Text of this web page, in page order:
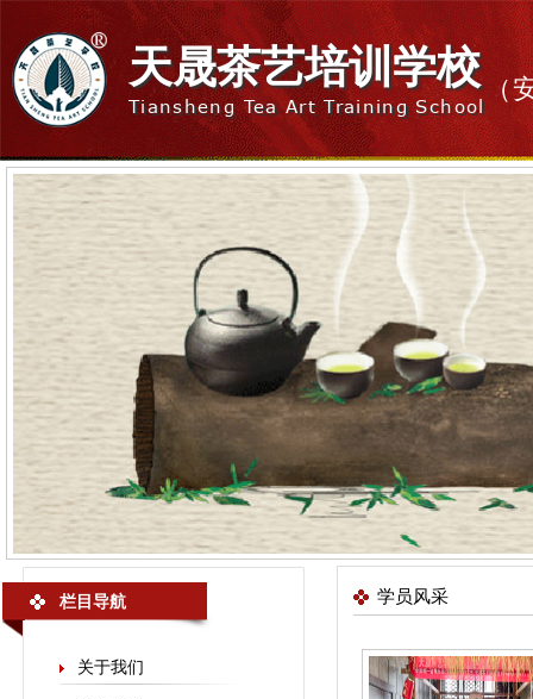
天晟茶艺培训学校
Tiansheng Tea Art Training School
（
栏目导航
关于我们
学员风采